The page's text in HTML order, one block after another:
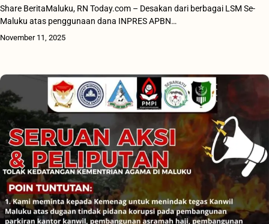
Share BeritaMaluku, RN Today.com – Desakan dari berbagai LSM Se-
Maluku atas penggunaan dana INPRES APBN…
November 11, 2025